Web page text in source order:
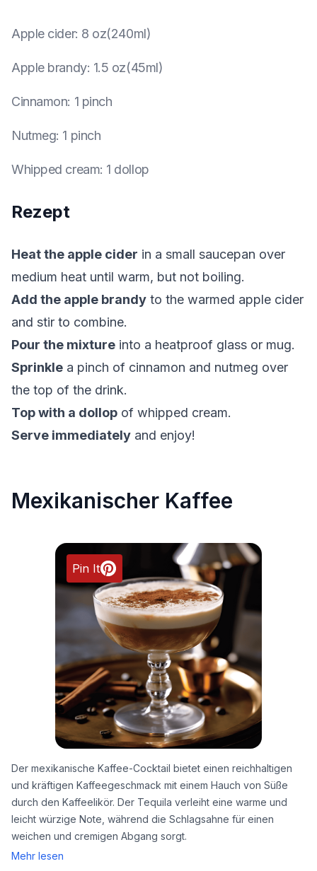
Apple cider: 8 oz(240ml)
Apple brandy: 1.5 oz(45ml)
Cinnamon: 1 pinch
Nutmeg: 1 pinch
Whipped cream: 1 dollop
Rezept
Heat the apple cider in a small saucepan over
medium heat until warm, but not boiling.
Add the apple brandy to the warmed apple cider
and stir to combine.
Pour the mixture into a heatproof glass or mug.
Sprinkle a pinch of cinnamon and nutmeg over
the top of the drink.
Top with a dollop of whipped cream.
Serve immediately and enjoy!
Mexikanischer Kaffee
Pin It
Der mexikanische Kaffee-Cocktail bietet einen reichhaltigen
und kräftigen Kaffeegeschmack mit einem Hauch von Süße
durch den Kaffeelikör. Der Tequila verleiht eine warme und
leicht würzige Note, während die Schlagsahne für einen
weichen und cremigen Abgang sorgt.
Mehr lesen